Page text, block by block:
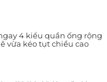
4 kiểu quần ống rộng
vừa kéo tụt chiều cao